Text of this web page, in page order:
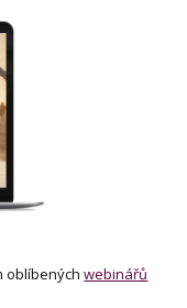
oblíbenýchwebinářů